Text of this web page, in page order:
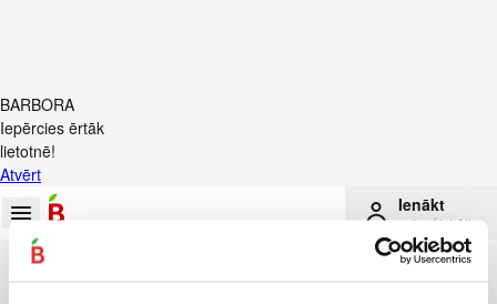
BARBORA
Iepērcies ērtāk
lietotnē!
Atvērt
Ienākt
vai reģistrēties